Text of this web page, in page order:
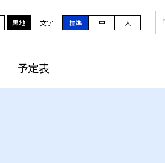
黒地 文字 標準 中 大
予定表